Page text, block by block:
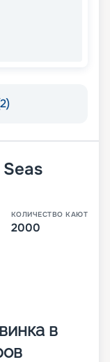
КОЛИЧЕСТВО КАЮТ
2000
в